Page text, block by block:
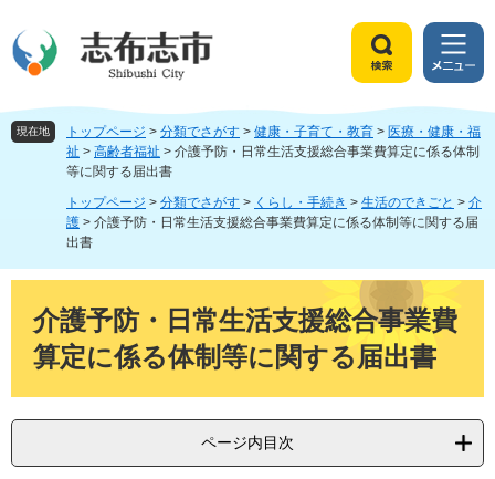
ジ
頭
ュ
飛
へ
索
メ
ニ
ュ
ー
現在地 トップページ > 分類でさがす > 健康・子育て・教育 > 医療・健康・福
祉 > 高齢者福祉 > 介護予防・日常生活支援総合事業費算定に係る体制
等に関する届出書
トップページ > 分類でさがす > くらし・手続き > 生活のできごと > 介
護 > 介護予防・日常生活支援総合事業費算定に係る体制等に関する届
出書
介護予防・日常生活支援総合事業費
算定に係る体制等に関する届出書
ページ内目次